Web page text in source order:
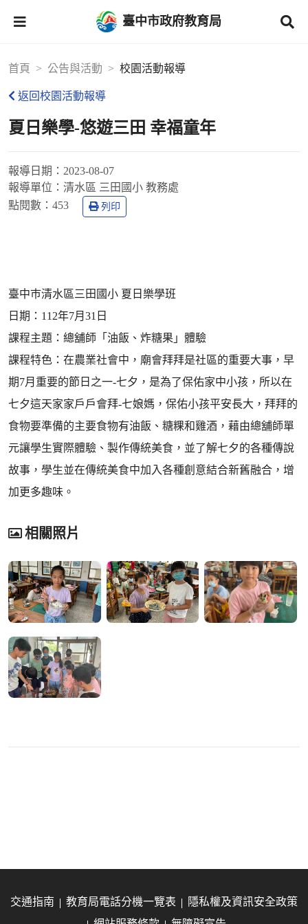
臺中市政府教育局
首頁 公告與活動 校園活動報導
返回校園活動報導
夏日樂學-悠遊三田 幸福童年
報導日期： 2023-08-07
報導單位： 清水區 三田國小 教務處
點閱數： 453 列印
臺中巿清水區三田國小 夏日樂學班
日期：112年7月31日
課程主題：總舖師「油飯、炸糖果」體驗
課程特色：在農業社會中，廟會拜拜是社區的重要大事，早
期7月重要的節日之一-七夕，是為了保佑家中小孩，所以在
七夕這天家家戶戶會拜-七娘媽，保佑小孩平安長大，拜拜的
食物要準備的主要食物有油飯、糖粿和雞酒，藉由總舖師單
元讓學生實際體驗、製作傳統美食，並了解七夕的各種傳說
故事，學生並在傳統美食中加入各種創意結合新舊融合，增
加更多趣味。
相關照片
交通指南 教育局電話分機一覽表
隱私權及資訊安全政策